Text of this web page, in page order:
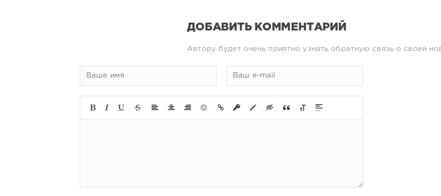
ДОБАВИТЬ КОММЕНТАРИЙ
Автору будет очень приятно узнать обратную связь о своей